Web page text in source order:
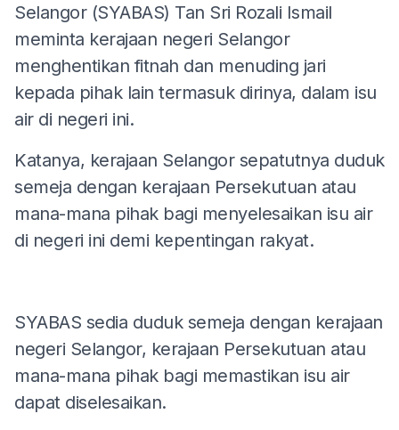
Selangor (SYABAS) Tan Sri Rozali Ismail
meminta kerajaan negeri Selangor
menghentikan fitnah dan menuding jari
kepada pihak lain termasuk dirinya, dalam isu
air di negeri ini.
Katanya, kerajaan Selangor sepatutnya duduk
semeja dengan kerajaan Persekutuan atau
mana-mana pihak bagi menyelesaikan isu air
di negeri ini demi kepentingan rakyat.
SYABAS sedia duduk semeja dengan kerajaan
negeri Selangor, kerajaan Persekutuan atau
mana-mana pihak bagi memastikan isu air
dapat diselesaikan.